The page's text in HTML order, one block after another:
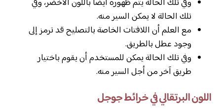
تلك الحالة لا يمكن السير منه.
مع العلم أن اللافتات الخاصة بالتصليح قد ترمز إلى
وجود عطل بالطريق.
وفي تلك الحالة يمكن للمستخدم أن يقوم باختيار
طريق آخر من أجل السير منه.
اللون البرتقالي في خرائط جوجل